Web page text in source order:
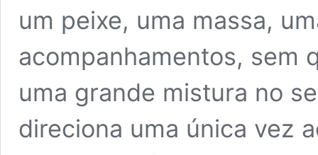
um peixe, uma massa,
acompanhamentos, sem
uma grande mistura no
direciona uma única